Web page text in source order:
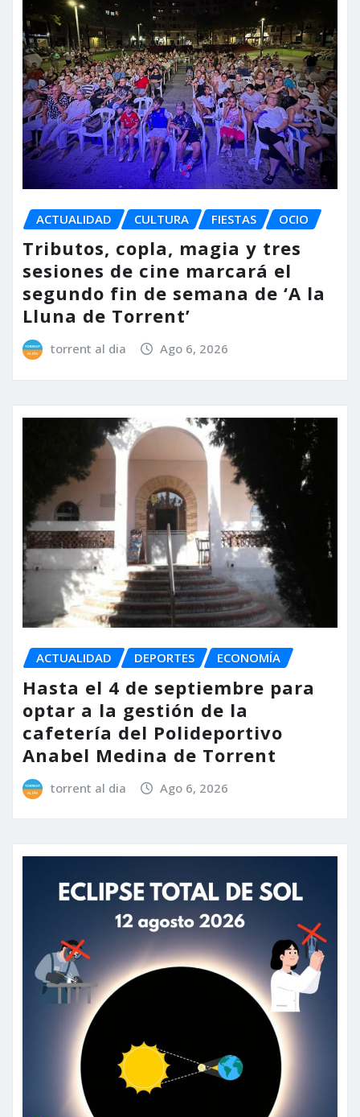
ACTUALIDAD CULTURA FIESTAS OCIO
Tributos, copla, magia y tres
sesiones de cine marcará el
segundo fin de semana de ‘A la
Lluna de Torrent’
torrent al dia Ago 6, 2026
ACTUALIDAD DEPORTES ECONOMÍA
Hasta el 4 de septiembre para
optar a la gestión de la
cafetería del Polideportivo
Anabel Medina de Torrent
torrent al dia Ago 6, 2026